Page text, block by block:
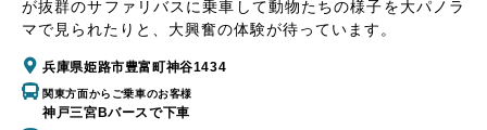
が抜群のサファリバスに乗車して動物たちの様子を大パノラ
マで見られたりと、大興奮の体験が待っています。
兵庫県姫路市豊富町神谷1434
関東方面からご乗車のお客様
神戸三宮Bバースで下車